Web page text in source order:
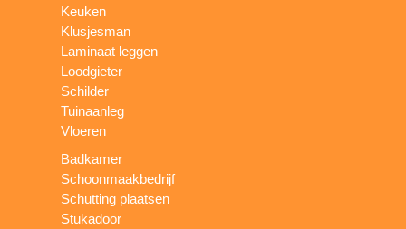
Keuken
Klusjesman
Laminaat leggen
Loodgieter
Schilder
Tuinaanleg
Vloeren
Badkamer
Schoonmaakbedrijf
Schutting plaatsen
Stukadoor